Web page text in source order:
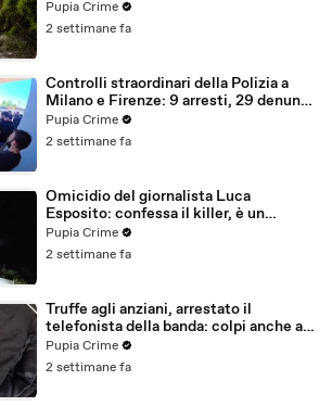
sostenibili anche sulle isole (25.07.26)
Pupia Crime
2 settimane fa
Controlli straordinari della Polizia a
Milano e Firenze: 9 arresti, 29 denunce
e oltre 7mila persone identificate
(25.07.26)
Pupia Crime
2 settimane fa
Omicidio del giornalista Luca
Esposito: confessa il killer, è un
26enne tunisino (25.07.26)
Pupia Crime
2 settimane fa
Truffe agli anziani, arrestato il
telefonista della banda: colpi anche ad
Aversa, oltre 300mila euro il bottino
stimato (24.07.26)
Pupia Crime
2 settimane fa